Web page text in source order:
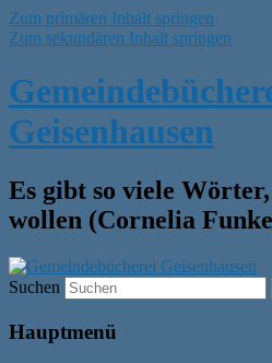
Zum primären Inhalt springen
Zum sekundären Inhalt springen
Geisenhausen
Es gibt so viele
wollen (Cornelia
Suchen
Hauptmenü